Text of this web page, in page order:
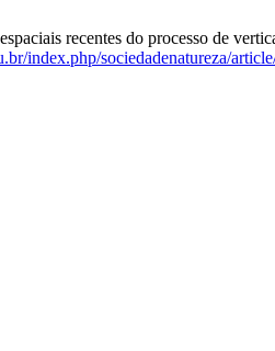
recentes do processo de
index.php/sociedadenatureza/